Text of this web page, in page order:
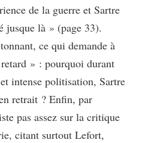
de la guerre et Sartre
jusque là » (page 33).
ce qui demande à
» : pourquoi durant
intense politisation, Sartre
retrait ? Enfin, par
pas assez sur la critique
citant surtout Lefort,